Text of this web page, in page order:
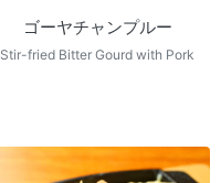
ゴーヤチャンプルー
Stir-fried Bitter Gourd with Pork